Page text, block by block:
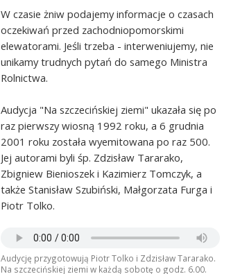
W czasie żniw podajemy informacje o czasach
oczekiwań przed zachodniopomorskimi
elewatorami. Jeśli trzeba - interweniujemy, nie
unikamy trudnych pytań do samego Ministra
Rolnictwa.
Audycja "Na szczecińskiej ziemi" ukazała się po
raz pierwszy wiosną 1992 roku, a 6 grudnia
2001 roku została wyemitowana po raz 500.
Jej autorami byli śp. Zdzisław Tararako,
Zbigniew Bienioszek i Kazimierz Tomczyk, a
także Stanisław Szubiński, Małgorzata Furga i
Piotr Tolko.
Audycję przygotowują Piotr Tolko i Zdzisław Tararako.
Na szczecińskiej ziemi w każdą sobotę o godz. 6.00.